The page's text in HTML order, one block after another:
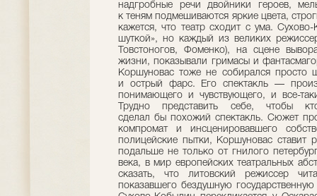
надгробные речи двойники героев,
к теням подмешиваются яркие цвета,
кажется, что театр сходит с ума.
шуткой», но каждый из великих
Товстоногов, Фоменко), на сцене
жизни, показывали гримасы и
Коршуновас тоже не собирался просто
и острый фарс. Его спектакль —
понимающего и чувствующего, и все-
Трудно представить себе, чтобы
сделал бы похожий спектакль. Сюжет
компромат и инсценировавшего
полицейские пытки, Коршуновас ставит
подальше не только от гнилого
века, в мир европейских театральных
сказать, что литовский режиссер
показавшего бездушную